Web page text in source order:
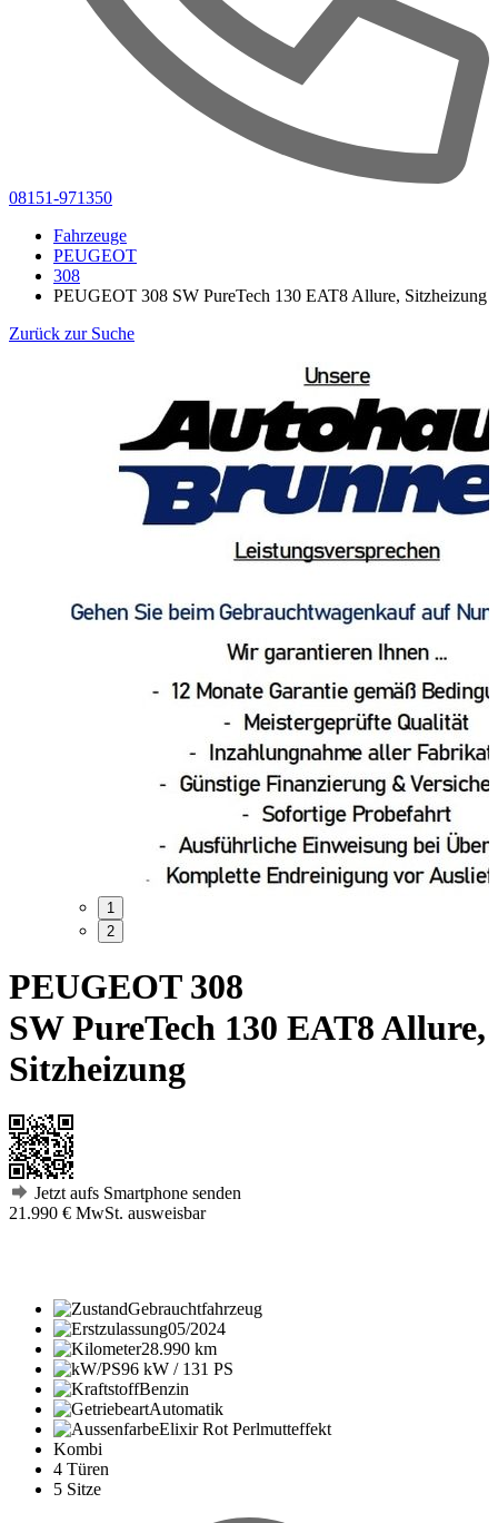
08151-971350
Fahrzeuge
PEUGEOT
308
PEUGEOT 308 SW PureTech 130 EAT8 Allure, Sitzheizung
Zurück zur Suche
1
2
PEUGEOT 308
SW PureTech 130 EAT8 Allure,
Sitzheizung
Jetzt aufs Smartphone senden
21.990 € MwSt. ausweisbar
Gebrauchtfahrzeug
05/2024
28.990 km
96 kW / 131 PS
Benzin
Automatik
Elixir Rot Perlmutteffekt
Kombi
4 Türen
5 Sitze